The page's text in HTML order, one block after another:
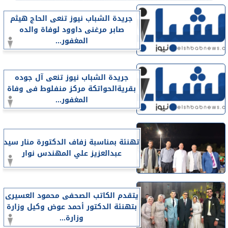
جريدة الشباب نيوز تنعى الحاج هيثم
صابر مرغنى داوود لوفاة والده
المغفور...
جريدة الشباب نيوز تنعى آل جوده
بقريةالحواتكة مركز منفلوط فى وفاة
المغفور...
تهنئة بمناسبة زفاف الدكتورة منار سيد
عبدالعزيز علي المهندس نوار
يتقدم الكاتب الصحفى محمود العسيرى
بتهنئة الدكتور أحمد عوض وكيل وزارة
وزارة...